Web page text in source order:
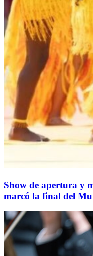
Show de apertura y
marcó la final del